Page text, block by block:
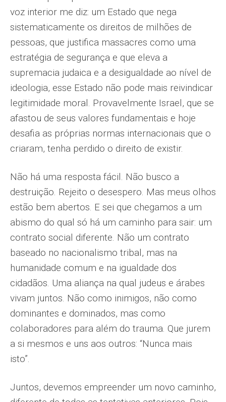
voz interior me diz: um Estado que nega
sistematicamente os direitos de milhões de
pessoas, que justifica massacres como uma
estratégia de segurança e que eleva a
supremacia judaica e a desigualdade ao nível de
ideologia, esse Estado não pode mais reivindicar
legitimidade moral. Provavelmente Israel, que se
afastou de seus valores fundamentais e hoje
desafia as próprias normas internacionais que o
criaram, tenha perdido o direito de existir.
Não há uma resposta fácil. Não busco a
destruição. Rejeito o desespero. Mas meus olhos
estão bem abertos. E sei que chegamos a um
abismo do qual só há um caminho para sair: um
contrato social diferente. Não um contrato
baseado no nacionalismo tribal, mas na
humanidade comum e na igualdade dos
cidadãos. Uma aliança na qual judeus e árabes
vivam juntos. Não como inimigos, não como
dominantes e dominados, mas como
colaboradores para além do trauma. Que jurem
a si mesmos e uns aos outros: “Nunca mais
isto”.
Juntos, devemos empreender um novo caminho,